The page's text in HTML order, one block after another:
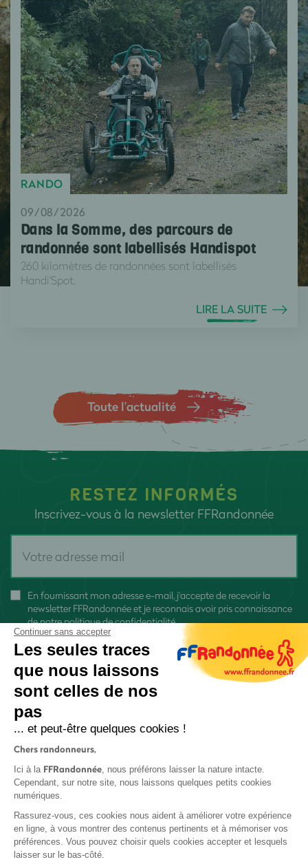
RANDO
09/08/2026
Dans la Somme, des parcours de
randonnée sont labellisés Handispot
260 kilomètres de randonnées sont labellisés
Handi'Spot.
LIRE LA SUITE
Toute l’actualité
RESTEZ INFORMÉS
Inscrivez-vous à la newsletter FFRandonnée
En fournissant mon adresse e-mail, j'accepte de recevoir la
newsletter FFRandonnée et je reconnais avoir pris connaissance
denotre politique de confidentialité
Protection des données
Politique de confidentialité
Continuer sans accepter
Les seules traces
que nous laissons
sont celles de nos
pas
... et peut-être quelques cookies !
Chers randonneurs,
Ici à la FFRandonnée, nous préférons laisser la nature intacte.
Cependant, sur notre site, nous laissons quelques petits cookies
numériques.
Rassurez-vous, ces cookies nous aident à améliorer votre expérience
en ligne, à vous montrer des contenus pertinents et à mémoriser vos
préférences. Vous pouvez choisir quels cookies accepter et lesquels
laisser sur le bas-côté.